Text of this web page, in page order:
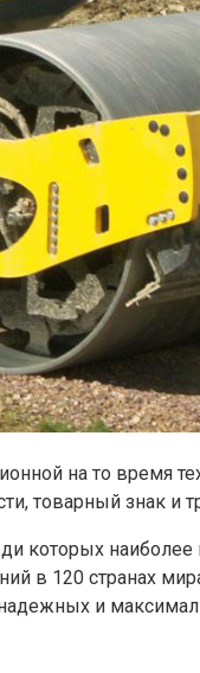
на то время
товарный знак
которых
в 120 странах
и